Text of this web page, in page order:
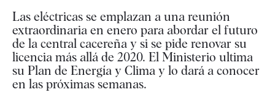
Las eléctricas se emplazan a una reunión
extraordinaria en enero para abordar el futuro
de la central cacereña y si se pide renovar su
licencia más allá de 2020. El Ministerio ultima
su Plan de Energía y Clima y lo dará a conocer
en las próximas semanas.